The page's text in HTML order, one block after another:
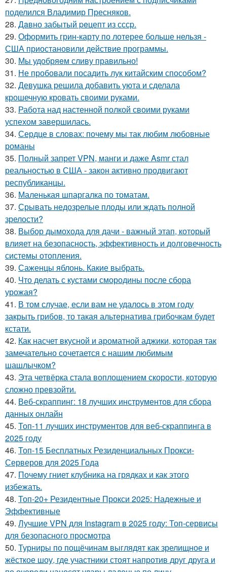
поделился Владимир Пресняков.
28. Дaвно забытый peцепт из сссp.
29. Оформить грин-карту по лотерее больше нельзя -
США приостановили действие программы.
30. Мы удобряeм сливу правильно!
31. Не пробовали посадить лук китайским способом?
32. Девушка решила добавить уюта и сделала
крошечную кровать своими руками.
33. Работа над настенной полкой своими руками
успехом завершилась.
34. Сердце в словах: почему мы так любим любовные
романы
35. Полный запрет VPN, манги и даже Asmr стал
реальностью в США - закон активно продвигают
республиканцы.
36. Маленькая шпаргалка по томатам.
37. Срывать недозрелые плоды или ждать полной
зрелости?
38. Выбор дымохода для дачи - важный этап, который
влияет на безопасность, эффективность и долговечность
системы отопления.
39. Саженцы яблонь. Какие выбрать.
40. Что делать с кустами смородины после сбора
урожая?
41. В том случае, если вам не удалось в этом году
закрыть грибов, то такая альтернатива грибочкам будет
кстати.
42. Как насчет вкусной и ароматной аджики, которая так
замечательно сочетается с нашим любимым
шашлычком?
43. Эта четвёрка стала воплощением скорости, которую
сложно превзойти.
44. Веб-скраппинг: 18 лучших инструментов для сбора
данных онлайн
45. Топ-11 лучших инструментов для веб-скраппинга в
2025 году
46. Топ-15 Бесплатных Резиденциальных Прокси-
Серверов для 2025 Года
47. Почему гниет клубника на грядках и как этого
избежать.
48. Топ-20+ Резидентные Прокси 2025: Надежные и
Эффективные
49. Лучшие VPN для Instagram в 2025 году: Топ-сервисы
для безопасного просмотра
50. Турниры по пощёчинам выглядят как зрелищное и
жёсткое шоу, где участники стоят напротив друг друга и